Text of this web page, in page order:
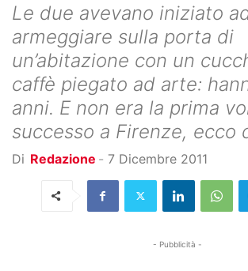
Le due avevano iniziato
armeggiare sulla porta di
un’abitazione con un
caffè piegato ad arte:
anni. E non era la prima
successo a Firenze, ecco
Di Redazione - 7 Dicembre 2011
- Pubblicità -